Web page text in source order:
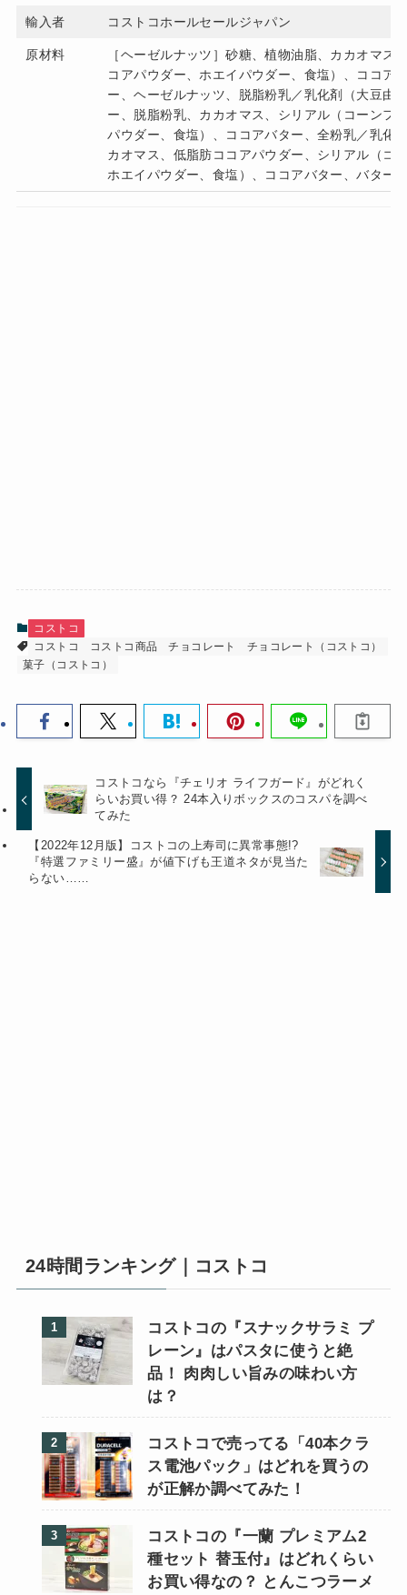
輸入者 コストコホールセールジャパン
原材料
［ヘーゼルナッツ］砂糖、植物油脂、カカオマ
コアパウダー、ホエイパウダー、食塩）、ココア
ー、ヘーゼルナッツ、脱脂粉乳／乳化剤（大豆
ー、脱脂粉乳、カカオマス、シリアル（コーンフ
パウダー、食塩）、ココアバター、全粉乳／乳
カオマス、低脂肪ココアパウダー、シリアル（コ
ホエイパウダー、食塩）、ココアバター、バター
コストコ
コストコ
コストコ商品 チョコレート
チョコレート（コストコ）
菓子（コストコ）
コストコなら『チェリオ ライフガード』がどれく
らいお買い得？ 24本入りボックスのコスパを調べ
てみた
【2022年12月版】コストコの上寿司に異常事態!?
『特選ファミリー盛』が値下げも王道ネタが見当た
らない……
24時間ランキング｜コストコ
コストコの『スナックサラミ プ
レーン』はパスタに使うと絶
品！ 肉肉しい旨みの味わい方
は？
コストコで売ってる「40本クラ
ス電池パック」はどれを買うの
が正解か調べてみた！
コストコの『一蘭 プレミアム2
種セット 替玉付』はどれくらい
お買い得なの？ とんこつラーメ